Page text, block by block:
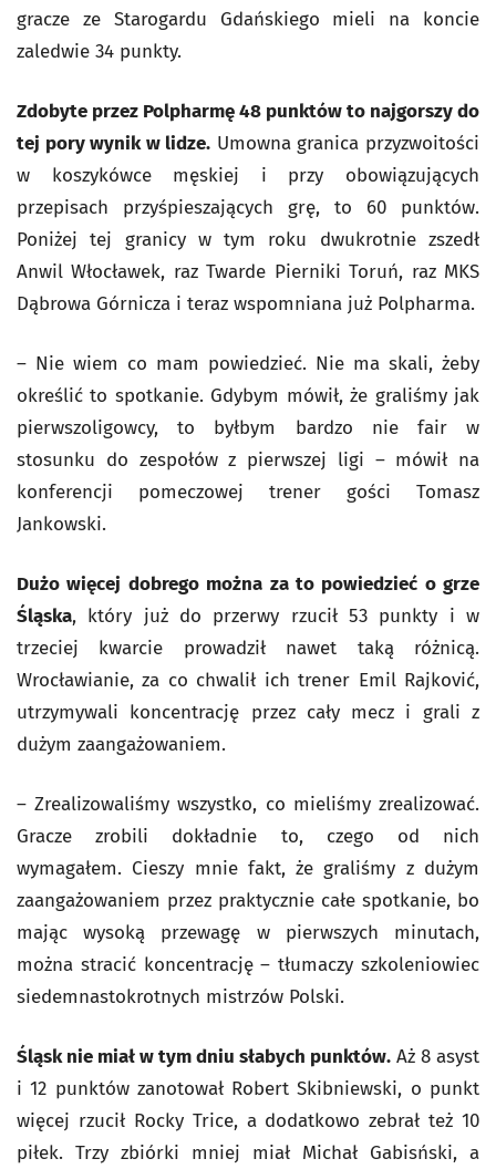
gracze ze Starogardu Gdańskiego mieli na koncie
zaledwie 34 punkty.
Zdobyte przez Polpharmę 48 punktów to najgorszy do
tej pory wynik w lidze. Umowna granica przyzwoitości
w koszykówce męskiej i przy obowiązujących
przepisach przyśpieszających grę, to 60 punktów.
Poniżej tej granicy w tym roku dwukrotnie zszedł
Anwil Włocławek, raz Twarde Pierniki Toruń, raz MKS
Dąbrowa Górnicza i teraz wspomniana już Polpharma.
– Nie wiem co mam powiedzieć. Nie ma skali, żeby
określić to spotkanie. Gdybym mówił, że graliśmy jak
pierwszoligowcy, to byłbym bardzo nie fair w
stosunku do zespołów z pierwszej ligi – mówił na
konferencji pomeczowej trener gości Tomasz
Jankowski.
Dużo więcej dobrego można za to powiedzieć o grze
Śląska, który już do przerwy rzucił 53 punkty i w
trzeciej kwarcie prowadził nawet taką różnicą.
Wrocławianie, za co chwalił ich trener Emil Rajković,
utrzymywali koncentrację przez cały mecz i grali z
dużym zaangażowaniem.
– Zrealizowaliśmy wszystko, co mieliśmy zrealizować.
Gracze zrobili dokładnie to, czego od nich
wymagałem. Cieszy mnie fakt, że graliśmy z dużym
zaangażowaniem przez praktycznie całe spotkanie, bo
mając wysoką przewagę w pierwszych minutach,
można stracić koncentrację – tłumaczy szkoleniowiec
siedemnastokrotnych mistrzów Polski.
Śląsk nie miał w tym dniu słabych punktów. Aż 8 asyst
i 12 punktów zanotował Robert Skibniewski, o punkt
więcej rzucił Rocky Trice, a dodatkowo zebrał też 10
piłek. Trzy zbiórki mniej miał Michał Gabisński, a